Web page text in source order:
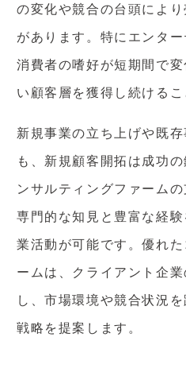
の変化や競合の台頭によ
があります。特にエンター
消費者の嗜好が短期間で
い顧客層を獲得し続けるこ
新規事業の立ち上げや既
も、新規顧客開拓は成功
ンサルティングファームの
専門的な知見と豊富な経
業活動が可能です。優れ
ームは、クライアント企
し、市場環境や競合状況
戦略を提案します。